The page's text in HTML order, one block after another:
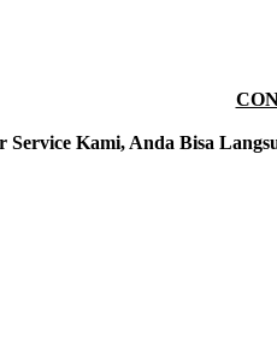
Kami, Anda Bisa